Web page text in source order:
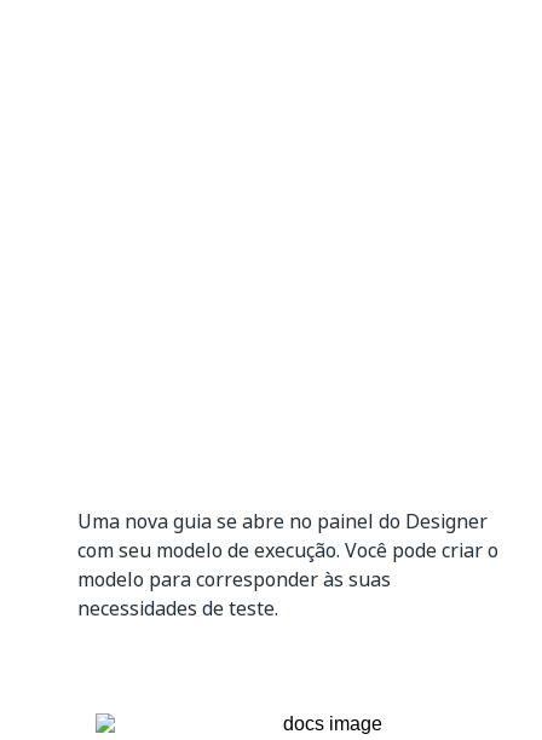
Uma nova guia se abre no painel do Designer
com seu modelo de execução. Você pode criar o
modelo para corresponder às suas
necessidades de teste.